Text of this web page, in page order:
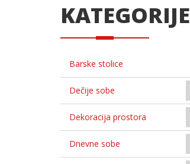
KATEGORIJE
Barske stolice
Dečije sobe
Dekoracija prostora
Dnevne sobe